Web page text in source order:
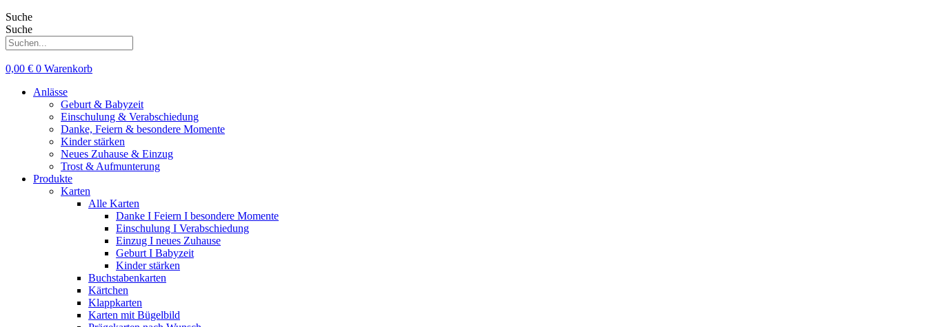
Suche
Suche
0,00 € 0 Warenkorb
Anlässe
Geburt & Babyzeit
Einschulung & Verabschiedung
Danke, Feiern & besondere Momente
Kinder stärken
Neues Zuhause & Einzug
Trost & Aufmunterung
Produkte
Karten
Alle Karten
Danke I Feiern I besondere Momente
Einschulung I Verabschiedung
Einzug I neues Zuhause
Geburt I Babyzeit
Kinder stärken
Buchstabenkarten
Kärtchen
Klappkarten
Karten mit Bügelbild